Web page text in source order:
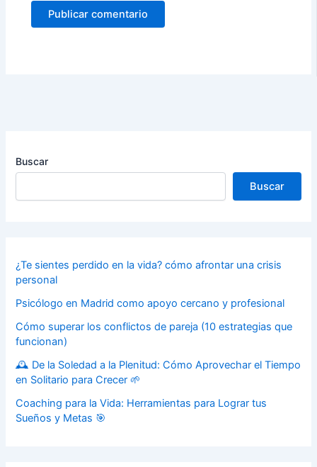
Buscar
Buscar
¿Te sientes perdido en la vida? cómo afrontar una crisis
personal
Psicólogo en Madrid como apoyo cercano y profesional
Cómo superar los conflictos de pareja (10 estrategias que
funcionan)
🕰️ De la Soledad a la Plenitud: Cómo Aprovechar el Tiempo
en Solitario para Crecer 🌱
Coaching para la Vida: Herramientas para Lograr tus
Sueños y Metas 🎯